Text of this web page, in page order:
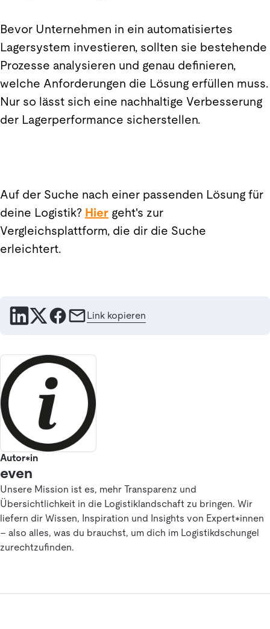
Bevor Unternehmen in ein automatisiertes
Lagersystem investieren, sollten sie bestehende
Prozesse analysieren und genau definieren,
welche Anforderungen die Lösung erfüllen muss.
Nur so lässt sich eine nachhaltige Verbesserung
der Lagerperformance sicherstellen.
Auf der Suche nach einer passenden Lösung für
deine Logistik? Hier geht's zur
Vergleichsplattform, die dir die Suche
erleichtert.
Link kopieren
Autor*in
even
Unsere Mission ist es, mehr Transparenz und
Übersichtlichkeit in die Logistiklandschaft zu bringen. Wir
liefern dir Wissen, Inspiration und Insights von Expert*innen
– also alles, was du brauchst, um dich im Logistikdschungel
zurechtzufinden.